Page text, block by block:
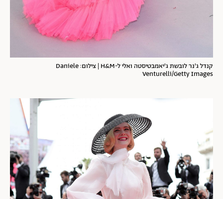
קנדל ג'נר לובשת ג'יאמבטיסטה ואלי ל-H&M | צילום: Daniele
Venturelli/Getty Images